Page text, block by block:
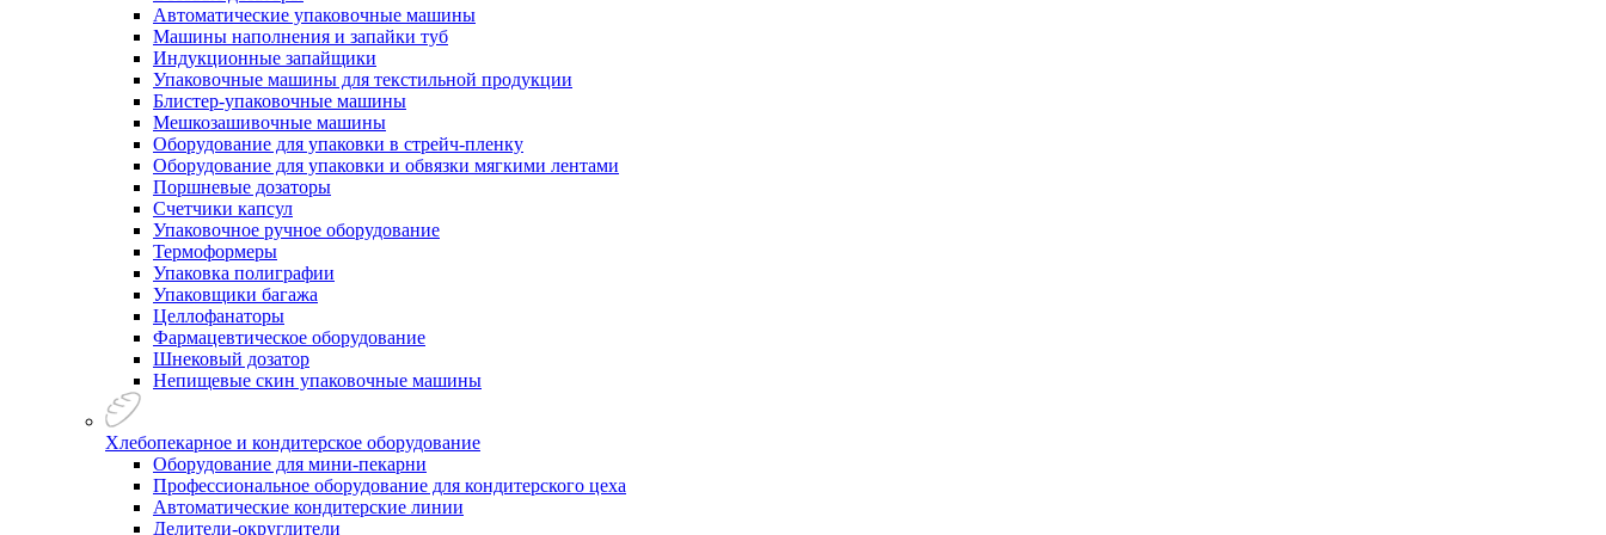
Автоматические упаковочные машины
Машины наполнения и запайки туб
Индукционные запайщики
Упаковочные машины для текстильной продукции
Блистер-упаковочные машины
Мешкозашивочные машины
Оборудование для упаковки в стрейч-пленку
Оборудование для упаковки и обвязки мягкими лентами
Поршневые дозаторы
Счетчики капсул
Упаковочное ручное оборудование
Термоформеры
Упаковка полиграфии
Упаковщики багажа
Целлофанаторы
Фармацевтическое оборудование
Шнековый дозатор
Непищевые скин упаковочные машины
Хлебопекарное и кондитерское оборудование
Оборудование для мини-пекарни
Профессиональное оборудование для кондитерского цеха
Автоматические кондитерские линии
Делители-округлители